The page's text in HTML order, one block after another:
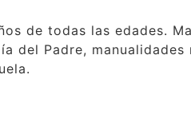
de todas las edades.
del Padre,